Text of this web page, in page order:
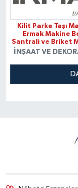
Kilit Parke Taşı
Ermak Makine
Santrali ve Briket
İNŞAAT VE